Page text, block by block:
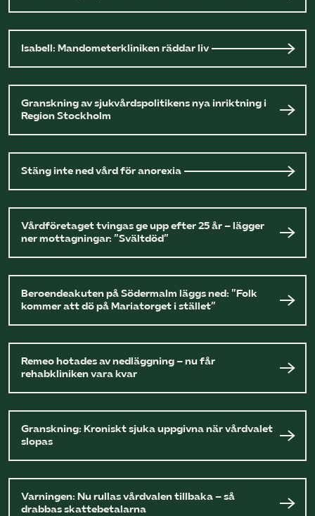
Isabell: Mandometerkliniken räddar liv
Granskning av sjukvårdspolitikens nya inriktning i
Region Stockholm
Stäng inte ned vård för anorexia
Vårdföretaget tvingas ge upp efter 25 år – lägger
ner mottagningar: ”Svältdöd”
Beroendeakuten på Södermalm läggs ned: ”Folk
kommer att dö på Mariatorget i stället”
Remeo hotades av nedläggning – nu får
rehabkliniken vara kvar
Granskning: Kroniskt sjuka uppgivna när vårdvalet
slopas
Varningen: Nu rullas vårdvalen tillbaka – så
drabbas skattebetalarna